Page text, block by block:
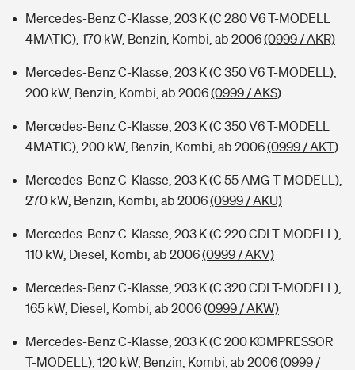
Mercedes-Benz C-Klasse, 203 K (C 280 V6 T-MODELL
4MATIC), 170 kW, Benzin, Kombi, ab 2006(0999 / AKR)
Mercedes-Benz C-Klasse, 203 K (C 350 V6 T-MODELL),
200 kW, Benzin, Kombi, ab 2006(0999 / AKS)
Mercedes-Benz C-Klasse, 203 K (C 350 V6 T-MODELL
4MATIC), 200 kW, Benzin, Kombi, ab 2006(0999 / AKT)
Mercedes-Benz C-Klasse, 203 K (C 55 AMG T-MODELL),
270 kW, Benzin, Kombi, ab 2006(0999 / AKU)
Mercedes-Benz C-Klasse, 203 K (C 220 CDI T-MODELL),
110 kW, Diesel, Kombi, ab 2006(0999 / AKV)
Mercedes-Benz C-Klasse, 203 K (C 320 CDI T-MODELL),
165 kW, Diesel, Kombi, ab 2006(0999 / AKW)
Mercedes-Benz C-Klasse, 203 K (C 200 KOMPRESSOR
T-MODELL), 120 kW, Benzin, Kombi, ab 2006(0999 /